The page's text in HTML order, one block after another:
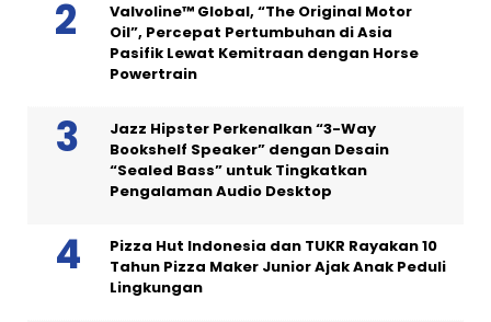
Valvoline™ Global, “The Original Motor
Oil”, Percepat Pertumbuhan di Asia
Pasifik Lewat Kemitraan dengan Horse
Powertrain
Jazz Hipster Perkenalkan “3-Way
Bookshelf Speaker” dengan Desain
“Sealed Bass” untuk Tingkatkan
Pengalaman Audio Desktop
Pizza Hut Indonesia dan TUKR Rayakan 10
Tahun Pizza Maker Junior Ajak Anak Peduli
Lingkungan